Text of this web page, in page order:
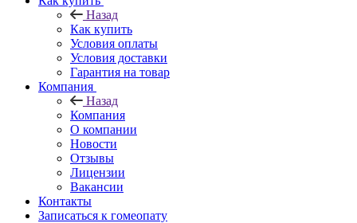
Назад
Как купить
Условия оплаты
Условия доставки
Гарантия на товар
Компания
Назад
Компания
О компании
Новости
Отзывы
Лицензии
Вакансии
Контакты
Записаться к гомеопату